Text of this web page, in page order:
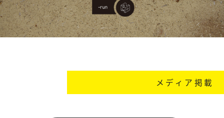
メディア掲載